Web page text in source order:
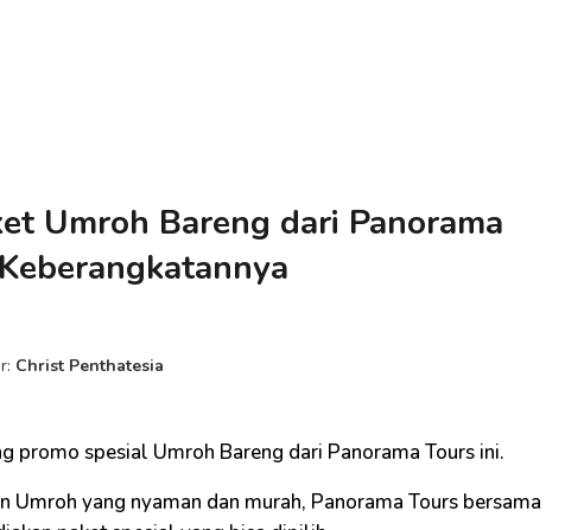
Umroh Bareng dari Panorama
Christ Penthatesia
promo spesial Umroh Bareng dari Panorama Tours ini.
Umroh yang nyaman dan murah, Panorama Tours bersama